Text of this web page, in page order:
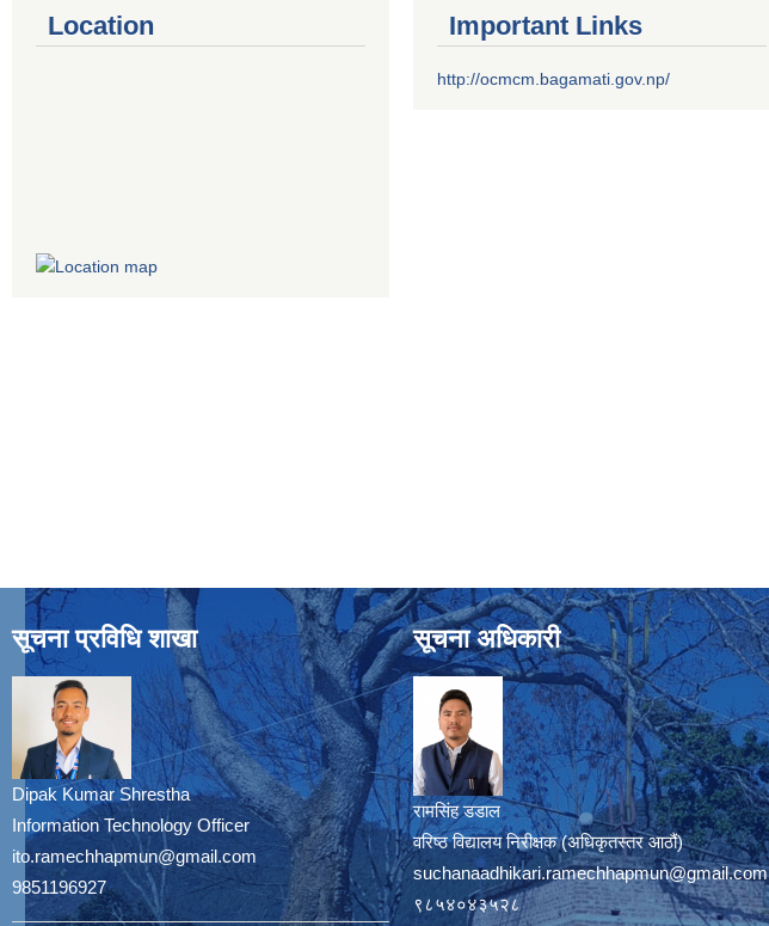
Location Important Links
http://ocmcm.bagamati.gov.np/
सूचना प्रविधि शाखा
Dipak Kumar Shrestha
Information Technology Officer
ito.ramechhapmun@gmail.com
9851196927
सूचना अधिकारी
रामसिंह डडाल
वरिष्ठ विद्यालय निरीक्षक (अधिकृतस्तर आठौं)
suchanaadhikari.ramechhapmun@gmail.com
९८५४०४३५२८